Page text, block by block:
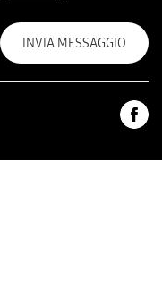
INVIA MESSAGGIO